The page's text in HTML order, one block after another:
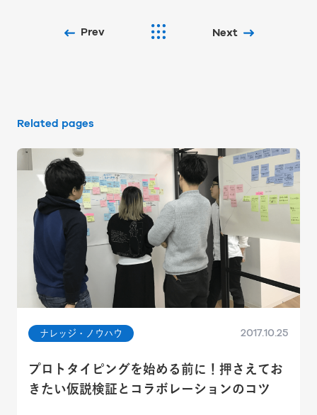
Prev Next
Related pages
ナレッジ・ノウハウ 2017.10.25
プロトタイピングを始める前に！押さえてお
きたい仮説検証とコラボレーションのコツ